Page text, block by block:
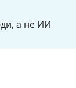
а не ИИ